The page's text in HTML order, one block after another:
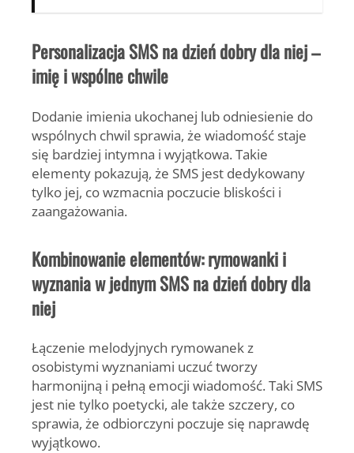
Personalizacja SMS na dzień dobry dla niej –
imię i wspólne chwile
Dodanie imienia ukochanej lub odniesienie do
wspólnych chwil sprawia, że wiadomość staje
się bardziej intymna i wyjątkowa. Takie
elementy pokazują, że SMS jest dedykowany
tylko jej, co wzmacnia poczucie bliskości i
zaangażowania.
Kombinowanie elementów: rymowanki i
wyznania w jednym SMS na dzień dobry dla
niej
Łączenie melodyjnych rymowanek z
osobistymi wyznaniami uczuć tworzy
harmonijną i pełną emocji wiadomość. Taki SMS
jest nie tylko poetycki, ale także szczery, co
sprawia, że odbiorczyni poczuje się naprawdę
wyjątkowo.